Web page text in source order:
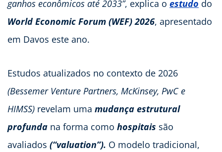
ganhos econômicos até 2033”, explica o estudo do
World Economic Forum (WEF) 2026, apresentado
em Davos este ano.
Estudos atualizados no contexto de 2026
(Bessemer Venture Partners, McKinsey, PwC e
HIMSS) revelam uma mudança estrutural
profunda na forma como hospitais são
avaliados (“valuation”). O modelo tradicional,